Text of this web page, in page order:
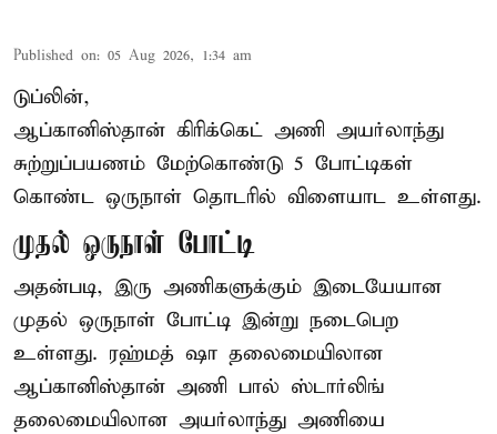
Published on: 05 Aug 2026, 1:34 am
டுப்லின்,
ஆப்கானிஸ்தான் கிரிக்கெட் அணி அயர்லாந்து
சுற்றுப்பயணம் மேற்கொண்டு 5 போட்டிகள்
கொண்ட ஒருநாள் தொடரில் விளையாட உள்ளது.
முதல் ஒருநாள் போட்டி
அதன்படி, இரு அணிகளுக்கும் இடையேயான
முதல் ஒருநாள் போட்டி இன்று நடைபெற
உள்ளது. ரஹ்மத் ஷா தலைமையிலான
ஆப்கானிஸ்தான் அணி பால் ஸ்டார்லிங்
தலைமையிலான அயர்லாந்து அணியை